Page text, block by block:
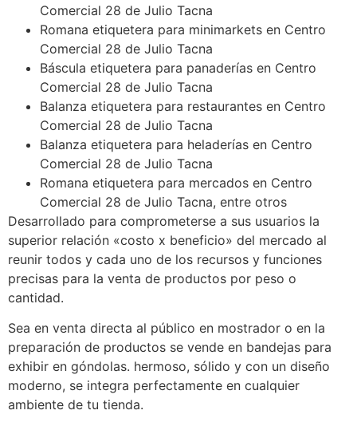
Comercial 28 de Julio Tacna
Romana etiquetera para minimarkets en Centro
Comercial 28 de Julio Tacna
Báscula etiquetera para panaderías en Centro
Comercial 28 de Julio Tacna
Balanza etiquetera para restaurantes en Centro
Comercial 28 de Julio Tacna
Balanza etiquetera para heladerías en Centro
Comercial 28 de Julio Tacna
Romana etiquetera para mercados en Centro
Comercial 28 de Julio Tacna, entre otros
Desarrollado para comprometerse a sus usuarios la
superior relación «costo x beneficio» del mercado al
reunir todos y cada uno de los recursos y funciones
precisas para la venta de productos por peso o
cantidad.
Sea en venta directa al público en mostrador o en la
preparación de productos se vende en bandejas para
exhibir en góndolas. hermoso, sólido y con un diseño
moderno, se integra perfectamente en cualquier
ambiente de tu tienda.